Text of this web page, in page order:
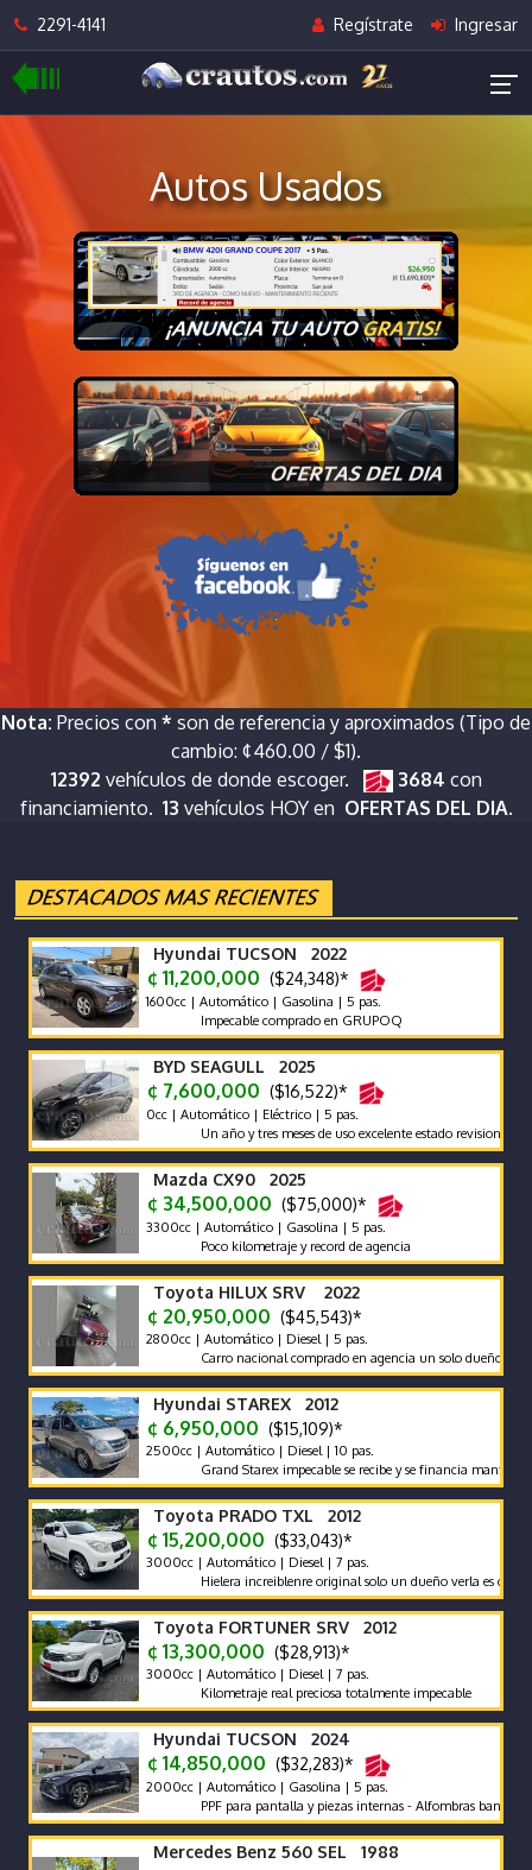
2291-4141 Regístrate Ingresar
Autos Usados
Nota: Precios con * son de referencia y aproximados (Tipo de
cambio: ¢460.00 / $1).
12392 vehículos de donde escoger. 3684 con
financiamiento. 13 vehículos HOY en OFERTAS DEL DIA.
Hyundai TUCSON 2022
¢ 11,200,000 ($24,348)*
1600cc | Automático | Gasolina | 5 pas.
Impecable comprado en GRUPOQ
BYD SEAGULL 2025
¢ 7,600,000 ($16,522)*
0cc | Automático | Eléctrico | 5 pas.
Un año y tres meses de uso excelente estado revision reciente
Mazda CX90 2025
¢ 34,500,000 ($75,000)*
3300cc | Automático | Gasolina | 5 pas.
Poco kilometraje y record de agencia
Toyota HILUX SRV 2022
¢ 20,950,000 ($45,543)*
2800cc | Automático | Diesel | 5 pas.
Carro nacional comprado en agencia un solo dueño récord y
Hyundai STAREX 2012
¢ 6,950,000 ($15,109)*
2500cc | Automático | Diesel | 10 pas.
Grand Starex impecable se recibe y se financia mantenimiento
Toyota PRADO TXL 2012
¢ 15,200,000 ($33,043)*
3000cc | Automático | Diesel | 7 pas.
Hielera increiblenre original solo un dueño verla es comprarla
Toyota FORTUNER SRV 2012
¢ 13,300,000 ($28,913)*
3000cc | Automático | Diesel | 7 pas.
Kilometraje real preciosa totalmente impecable
Hyundai TUCSON 2024
¢ 14,850,000 ($32,283)*
2000cc | Automático | Gasolina | 5 pas.
PPF para pantalla y piezas internas - Alfombras bandeja -
Mercedes Benz 560 SEL 1988